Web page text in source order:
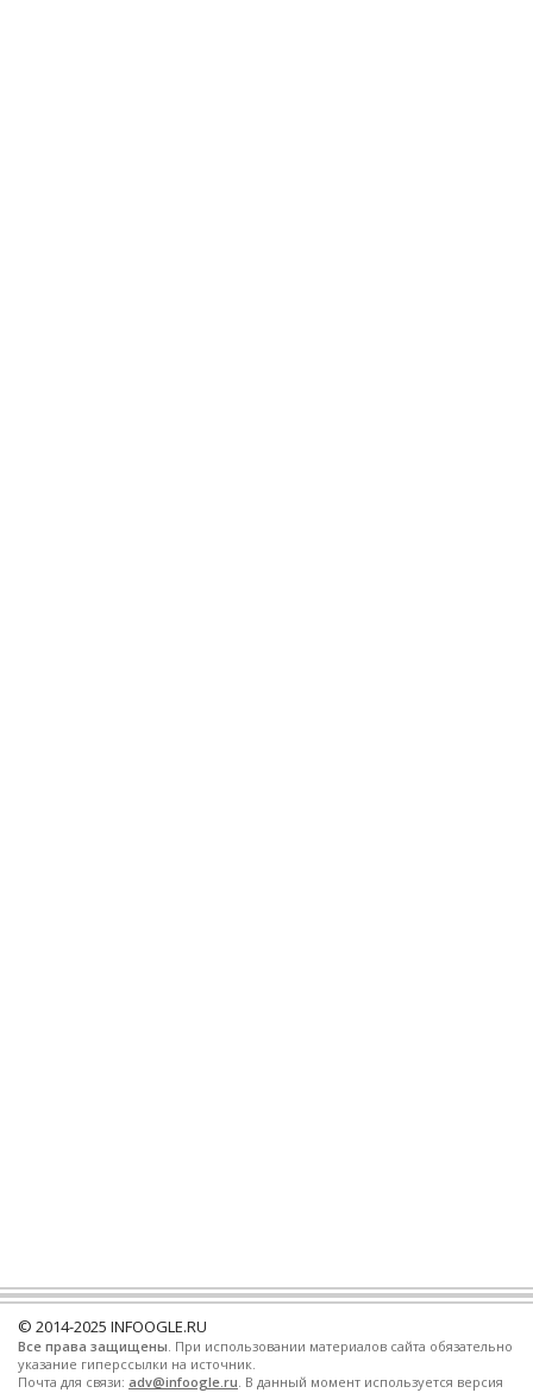
© 2014-2025 INFOOGLE.RU
Все права защищены. При использовании материалов сайта обязательно
указание гиперссылки на источник.
Почта для связи: adv@infoogle.ru. В данный момент используется версия